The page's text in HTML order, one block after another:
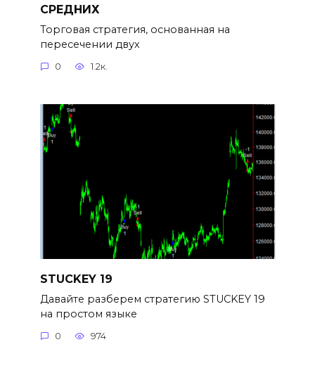
СРЕДНИХ
Торговая стратегия, основанная на
пересечении двух
0 1.2к.
STUCKEY 19
Давайте разберем стратегию STUCKEY 19
на простом языке
0 974